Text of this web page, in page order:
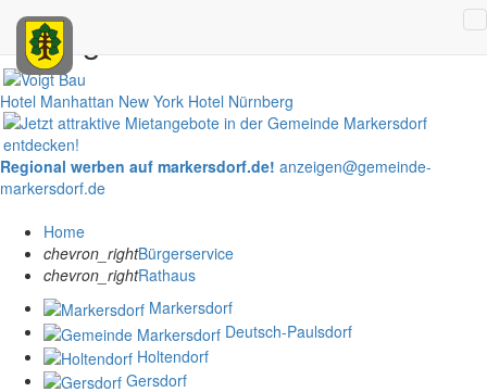
Anzeigen
Hotel Manhattan New York Hotel Nürnberg
Regional werben auf markersdorf.de! anzeigen@gemeinde-
markersdorf.de
Home
chevron_rightBürgerservice
chevron_rightRathaus
Markersdorf
Deutsch-Paulsdorf
Holtendorf
Gersdorf